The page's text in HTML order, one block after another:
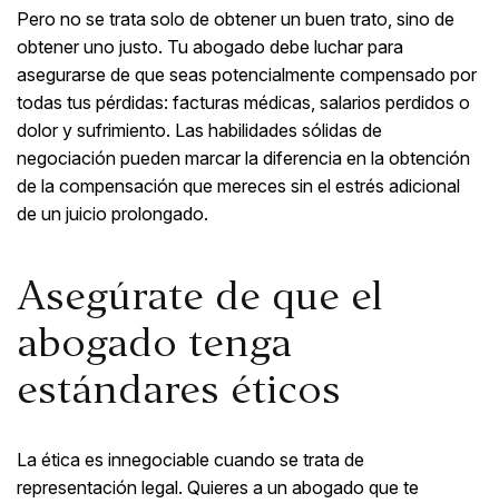
Pero no se trata solo de obtener un buen trato, sino de
obtener uno justo. Tu abogado debe luchar para
asegurarse de que seas potencialmente compensado por
todas tus pérdidas: facturas médicas, salarios perdidos o
dolor y sufrimiento. Las habilidades sólidas de
negociación pueden marcar la diferencia en la obtención
de la compensación que mereces sin el estrés adicional
de un juicio prolongado.
Asegúrate de que el
abogado tenga
estándares éticos
La ética es innegociable cuando se trata de
representación legal. Quieres a un abogado que te